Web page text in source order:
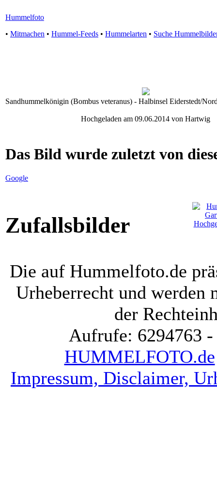
Hummelfoto
• Mitmachen • Hummel-Feeds • Hummelarten • Suche
Sandhummelkönigin (Bombus veteranus) - Halbinsel Eiderstedt/
Hochgeladen am 09.06.2014 von Hartwig
Das Bild wurde zuletzt von
Google
Zufallsbilder
Die auf Hummelfoto.de
Urheberrecht und werden
der
Aufrufe: 6294763
HUMMELFOTO.de
Impressum, Disclaimer,